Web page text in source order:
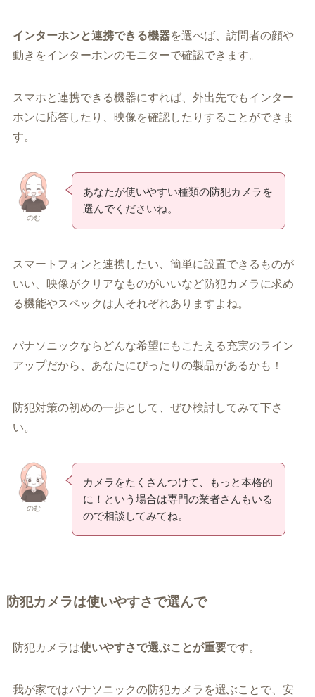
インターホンと連携できる機器を選べば、訪問者の顔や
動きをインターホンのモニターで確認できます。
スマホと連携できる機器にすれば、外出先でもインター
ホンに応答したり、映像を確認したりすることができま
す。
のむ
あなたが使いやすい種類の防犯カメラを
選んでくださいね。
スマートフォンと連携したい、簡単に設置できるものが
いい、映像がクリアなものがいいなど防犯カメラに求め
る機能やスペックは人それぞれありますよね。
パナソニックならどんな希望にもこたえる充実のライン
アップだから、あなたにぴったりの製品があるかも！
防犯対策の初めの一歩として、ぜひ検討してみて下さ
い。
のむ
カメラをたくさんつけて、もっと本格的
に！という場合は専門の業者さんもいる
ので相談してみてね。
防犯カメラは使いやすさで選んで
防犯カメラは使いやすさで選ぶことが重要です。
我が家ではパナソニックの防犯カメラを選ぶことで、安